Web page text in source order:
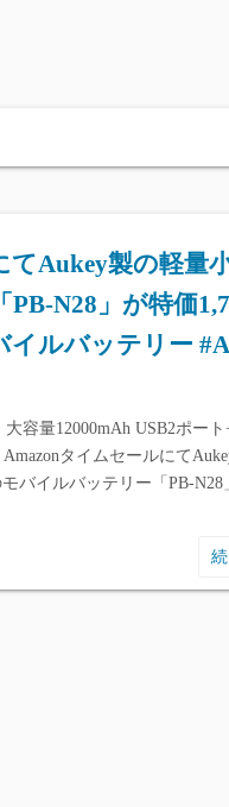
Aukey製の軽量
N28」が特価
イルバッテリー
容量12000mAh USB2ポート
タイムセールにて
バイルバッテリー「PB-N28